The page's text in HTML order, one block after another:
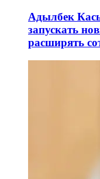
Адылбек
запускать
расширять